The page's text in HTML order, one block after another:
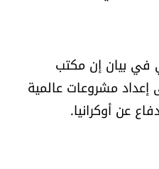
في بيان إن مكتب
مشروعات عالمية
عن أوكرانيا.